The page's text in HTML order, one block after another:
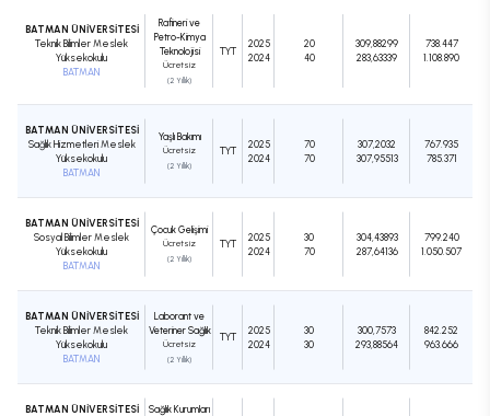
BATMAN ÜNİVERSİTESİ
Teknik Bilimler Meslek
Yüksekokulu
BATMAN
Rafineri ve
Petro-Kimya
Teknolojisi
Ücretsiz
(2 Yıllık)
TYT
2025
2024
20
40
309,88299
283,63339
738.447
1.108.890
BATMAN ÜNİVERSİTESİ
Sağlık Hizmetleri Meslek
Yüksekokulu
BATMAN
Yaşlı Bakımı
Ücretsiz
(2 Yıllık)
TYT
2025
2024
70
70
307,2032
307,95513
767.935
785.371
BATMAN ÜNİVERSİTESİ
Sosyal Bilimler Meslek
Yüksekokulu
BATMAN
Çocuk Gelişimi
Ücretsiz
(2 Yıllık)
TYT
2025
2024
30
70
304,43893
287,64136
799.240
1.050.507
BATMAN ÜNİVERSİTESİ
Teknik Bilimler Meslek
Yüksekokulu
BATMAN
Laborant ve
Veteriner Sağlık
Ücretsiz
(2 Yıllık)
TYT
2025
2024
30
30
300,7573
293,88564
842.252
963.666
BATMAN ÜNİVERSİTESİ
Sağlık Kurumları